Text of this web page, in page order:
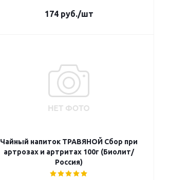
174руб./шт
Чайный напиток ТРАВЯНОЙ Сбор при
артрозах и артритах 100г (Биолит/
Россия)